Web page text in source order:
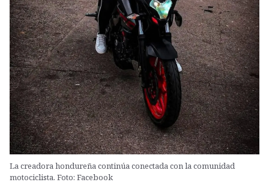
La creadora hondureña continúa conectada con la comunidad
motociclista. Foto: Facebook